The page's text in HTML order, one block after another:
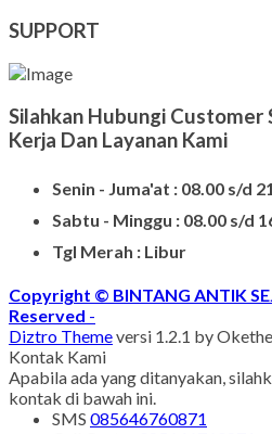
SUPPORT
Silahkan Hubungi Customer
Kerja Dan Layanan Kami
Senin - Juma'at : 08.00 s/d
Sabtu - Minggu : 08.00 s/d
Tgl Merah : Libur
Copyright © BINTANG ANTIK
Reserved -
Diztro Themeversi 1.2.1 by
Kontak Kami
Apabila ada yang ditanyakan,
kontak di bawah ini.
SMS 085646760871